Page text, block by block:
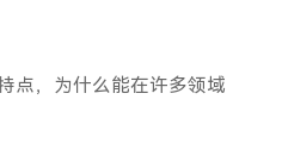
点，为什么能在许多领域